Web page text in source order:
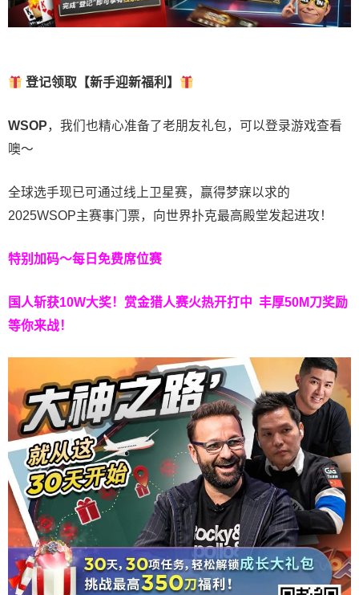
登记领取【新手迎新福利】
WSOP，我们也精心准备了老朋友礼包，可以登录游戏查看
噢～
全球选手现已可通过线上卫星赛，赢得梦寐以求的
2025WSOP主赛事门票，向世界扑克最高殿堂发起进攻！
特别加码～每日免费席位赛
国人斩获10W大奖！ 赏金猎人赛火热开打中 丰厚50M刀奖励
等你来战！